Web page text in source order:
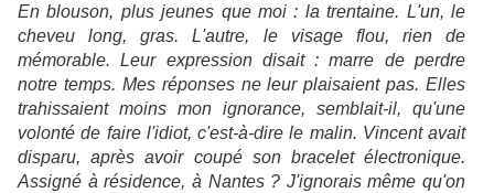
En blouson, plus jeunes que moi : la trentaine. L'un, le
cheveu long, gras. L'autre, le visage flou, rien de
mémorable. Leur expression disait : marre de perdre
notre temps. Mes réponses ne leur plaisaient pas. Elles
trahissaient moins mon ignorance, semblait-il, qu'une
volonté de faire l'idiot, c'est-à-dire le malin. Vincent avait
disparu, après avoir coupé son bracelet électronique.
Assigné à résidence, à Nantes ? J'ignorais même qu'on